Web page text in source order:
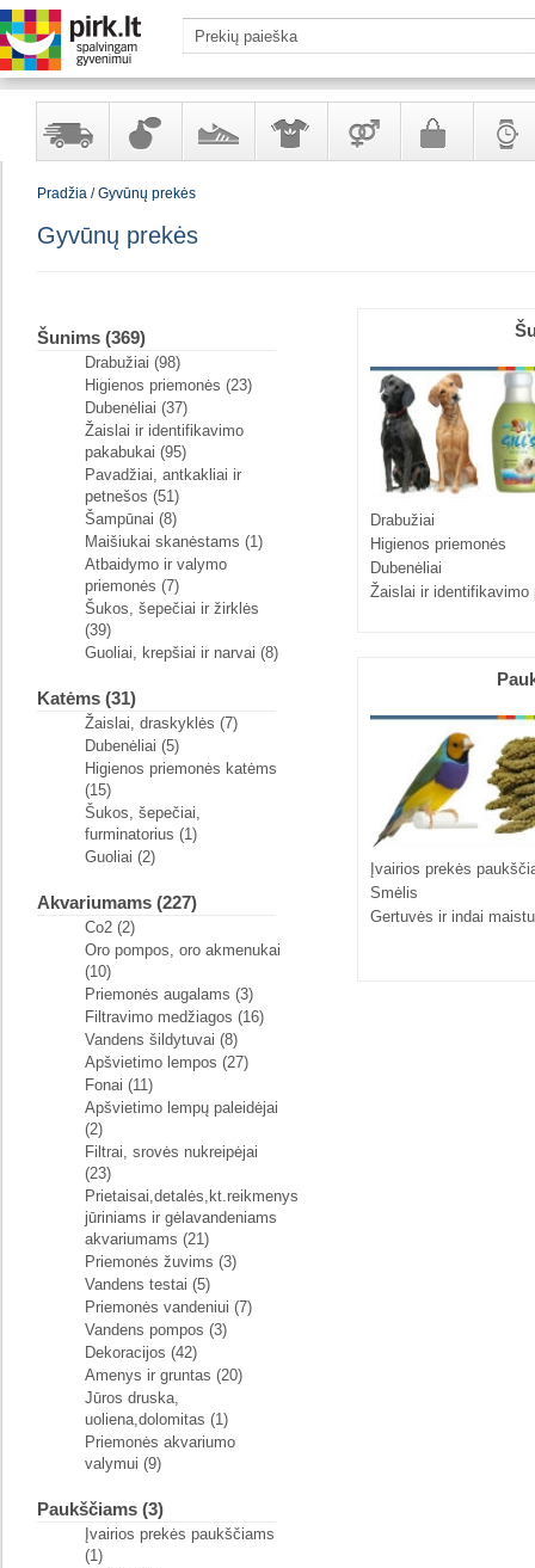
Yra
Kvepalai
kosmetika
Avalynė
Pradžia/Gyvūnų prekės
Gyvūnų prekės
Šunims (369)
Drabužiai (98)
Higienos priemonės (23)
Dubenėliai (37)
Žaislai ir identifikavimo
pakabukai (95)
Pavadžiai, antkakliai ir
petnešos (51)
Šampūnai (8)
Maišiukai skanėstams (1)
Atbaidymo ir valymo
priemonės (7)
Šukos, šepečiai ir žirklės
(39)
Guoliai, krepšiai ir narvai (8)
Katėms (31)
Žaislai, draskyklės (7)
Dubenėliai (5)
Higienos priemonės katėms
(15)
Šukos, šepečiai,
furminatorius (1)
Guoliai (2)
Akvariumams (227)
Co2 (2)
Oro pompos, oro akmenukai
(10)
Priemonės augalams (3)
Filtravimo medžiagos (16)
Vandens šildytuvai (8)
Apšvietimo lempos (27)
Fonai (11)
Apšvietimo lempų paleidėjai
(2)
Filtrai, srovės nukreipėjai
(23)
Prietaisai,detalės,kt.reikmenys
jūriniams ir gėlavandeniams
akvariumams (21)
Priemonės žuvims (3)
Vandens testai (5)
Priemonės vandeniui (7)
Vandens pompos (3)
Dekoracijos (42)
Amenys ir gruntas (20)
Jūros druska,
uoliena,dolomitas (1)
Priemonės akvariumo
valymui (9)
Paukščiams (3)
Įvairios prekės paukščiams
(1)
Drabužiai
Higienos priemonės
Dubenėliai
Žaislai ir identifikavimo
Įvairios prekės
Smėlis
Gertuvės ir indai